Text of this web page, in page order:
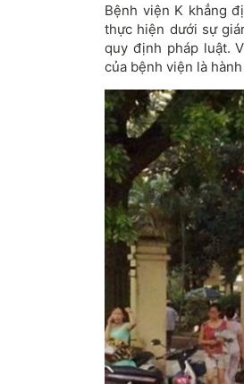
Bệnh viện K khẳng
thực hiện dưới sự
quy định pháp luật.
của bệnh viện là